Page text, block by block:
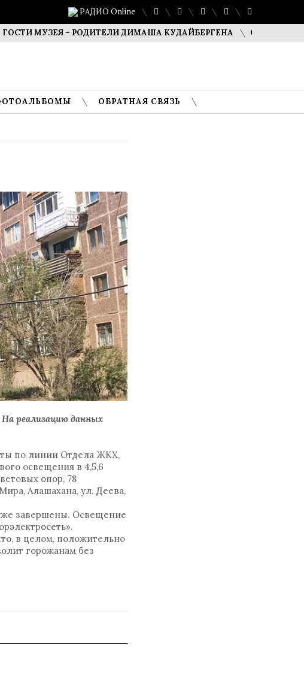
РАДИО Online
МУЗЕЯ – РОДИТЕЛИ ДИМАША КУДАЙБЕРГЕНА САФУАН
ОБРАТНАЯ СВЯЗЬ
реализацию данных
по линии Отдела ЖКХ,
освещения в 4,5,6
опор, 78
Алашахана, ул. Деева,
завершены. Освещение
в целом, положительно
горожанам без